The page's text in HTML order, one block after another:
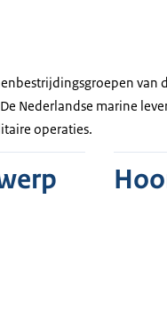
van
Nederlandse marine
operaties.